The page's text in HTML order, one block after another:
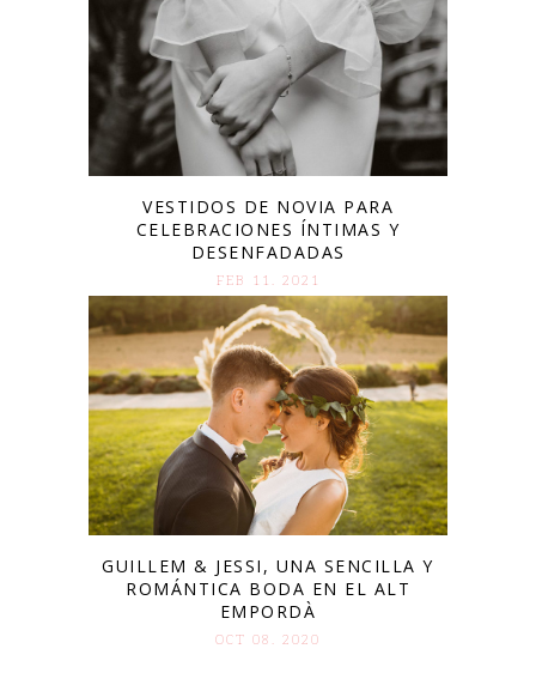
VESTIDOS DE NOVIA PARA
CELEBRACIONES ÍNTIMAS Y
DESENFADADAS
FEB 11. 2021
GUILLEM & JESSI, UNA SENCILLA Y
ROMÁNTICA BODA EN EL ALT
EMPORDÀ
OCT 08. 2020